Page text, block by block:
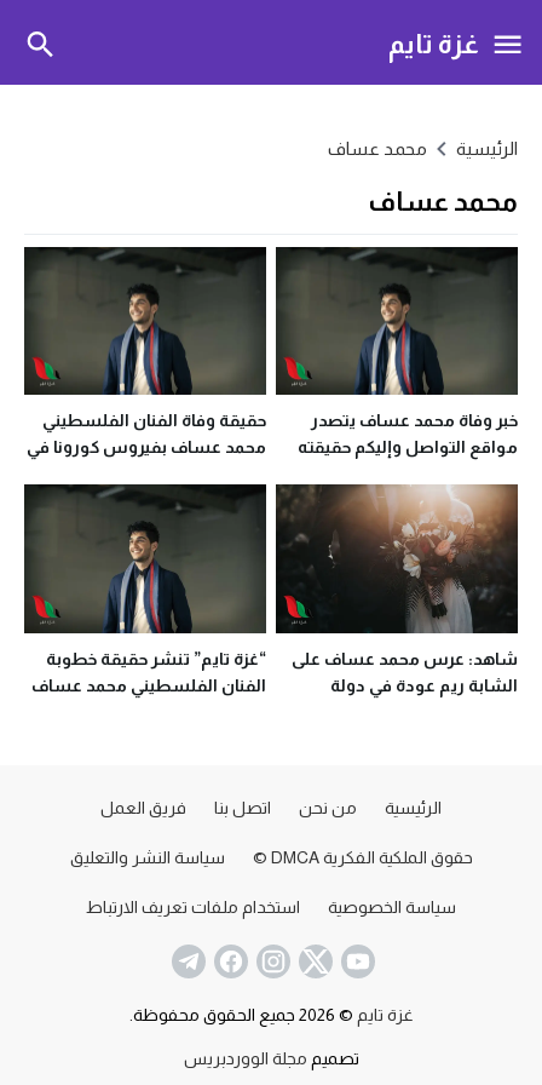
غزة تايم
الرئيسية محمد عساف
محمد عساف
خبر وفاة محمد عساف يتصدر
مواقع التواصل وإليكم حقيقته
حقيقة وفاة الفنان الفلسطيني
محمد عساف بفيروس كورونا في
شاهد: عرس محمد عساف على
الشابة ريم عودة في دولة
“غزة تايم” تنشر حقيقة خطوبة
الفنان الفلسطيني محمد عساف
الرئيسية من نحن اتصل بنا فريق العمل
حقوق الملكية الفكرية DMCA © سياسة النشر والتعليق
سياسة الخصوصية استخدام ملفات تعريف الارتباط
غزة تايم © 2026 جميع الحقوق محفوظة.
تصميم مجلة الووردبريس